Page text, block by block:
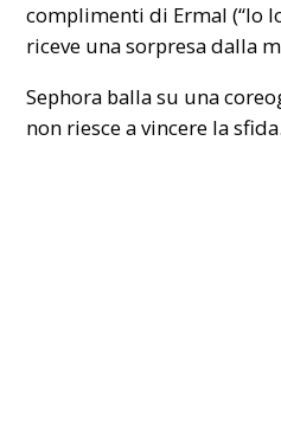
complimenti di Ermal (“Io
riceve una sorpresa dalla
Sephora balla su una
non riesce a vincere la sfida.